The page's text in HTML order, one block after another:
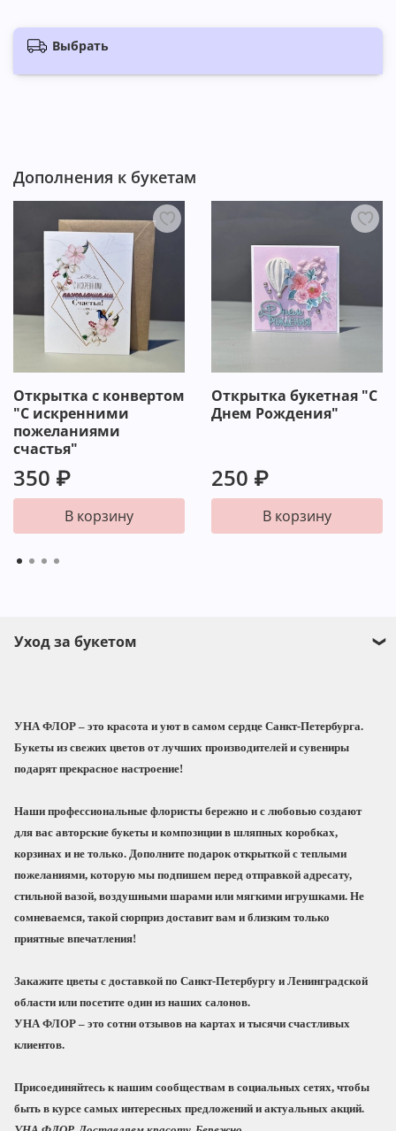
Выбрать
Дополнения к букетам
Открытка с конвертом
"С искренними
пожеланиями
счастья"
350 ₽
В корзину
Открытка букетная "С
Днем Рождения"
250 ₽
В корзину
Уход за букетом
Заполните вазу водой не менее чем на 2/3,
добавьте пакетик подкормки для срезанных
цветов, который мы приложим к Вашему
При выборе места для вазы с цветами
избегайте прямых солнечных лучей, сквозняков
и отопительных приборов.
Чтобы букет радовал дольше, не забывайте
менять воду и подрезать стебли не реже 1 раза в
губке, не забывайте подливать воду 1 раз в 2-3
дня.
С любовью, УНА ФЛОР!
УНА ФЛОР – это красота и уют в самом сердце Санкт-Петербурга.
Букеты из свежих цветов от лучших производителей и сувениры
подарят прекрасное настроение!
Наши профессиональные флористы бережно и с любовью создают
для вас авторские букеты и композиции в шляпных коробках,
корзинах и не только. Дополните подарок открыткой с теплыми
пожеланиями, которую мы подпишем перед отправкой адресату,
стильной вазой, воздушными шарами или мягкими игрушками. Не
сомневаемся, такой сюрприз доставит вам и близким только
приятные впечатления!
Закажите цветы с доставкой по Санкт-Петербургу и Ленинградской
области или посетите один из наших салонов.
УНА ФЛОР – это сотни отзывов на картах и тысячи счастливых
клиентов.
Присоединяйтесь к нашим сообществам в социальных сетях, чтобы
быть в курсе самых интересных предложений и актуальных акций.